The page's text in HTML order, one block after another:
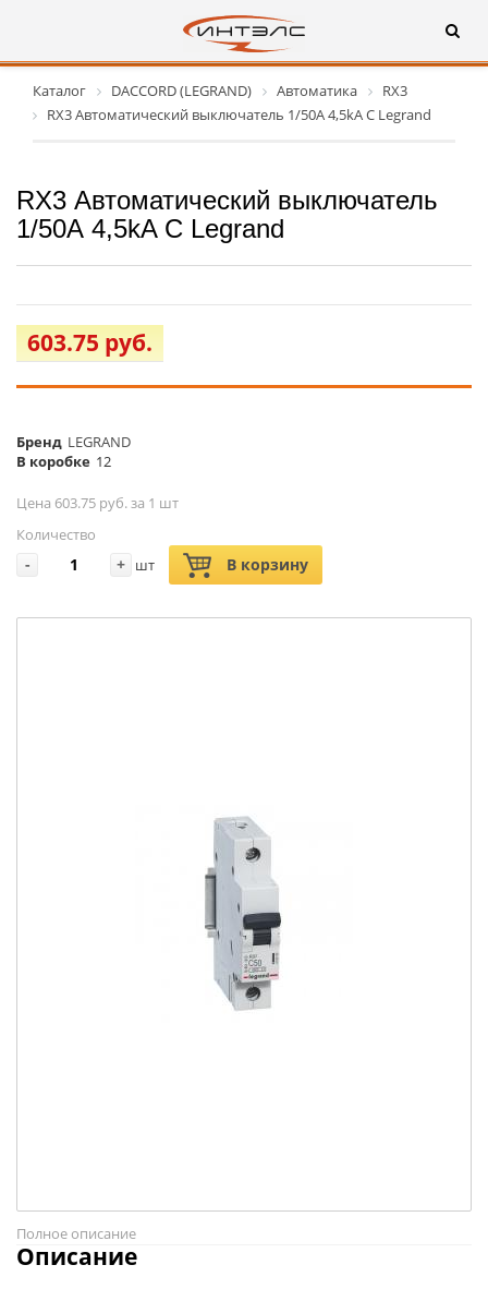
Каталог DACCORD (LEGRAND) Автоматика
RX3
RX3 Автоматический выключатель 1/50А 4,5kA C Legrand
RX3 Автоматический выключатель
1/50А 4,5kA C Legrand
603.75 руб.
Бренд LEGRAND
В коробке 12
Цена 603.75 руб. за 1 шт
Количество
- + шт В корзину
Полное описание
Описание